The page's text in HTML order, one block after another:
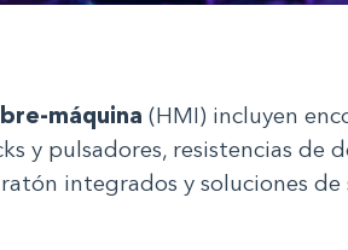
máquina (HMI) incluyen
y pulsadores, resistencias de
integrados y soluciones de